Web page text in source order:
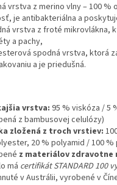
vrstva z merino vlny – 100 %
je antibakteriálna a
vrstva z froté mikrovlákna,
a pachy,
spodná vrstva, ktorá
a je priedušná.
vrstva: 95 % viskóza / 5
z bambusovej celulózy)
zložená z troch vrstiev:
20 % polyamid / 100
z materiálov zdravotne
má certifikát STANDARD 100
v Austrálii, vyrobené v